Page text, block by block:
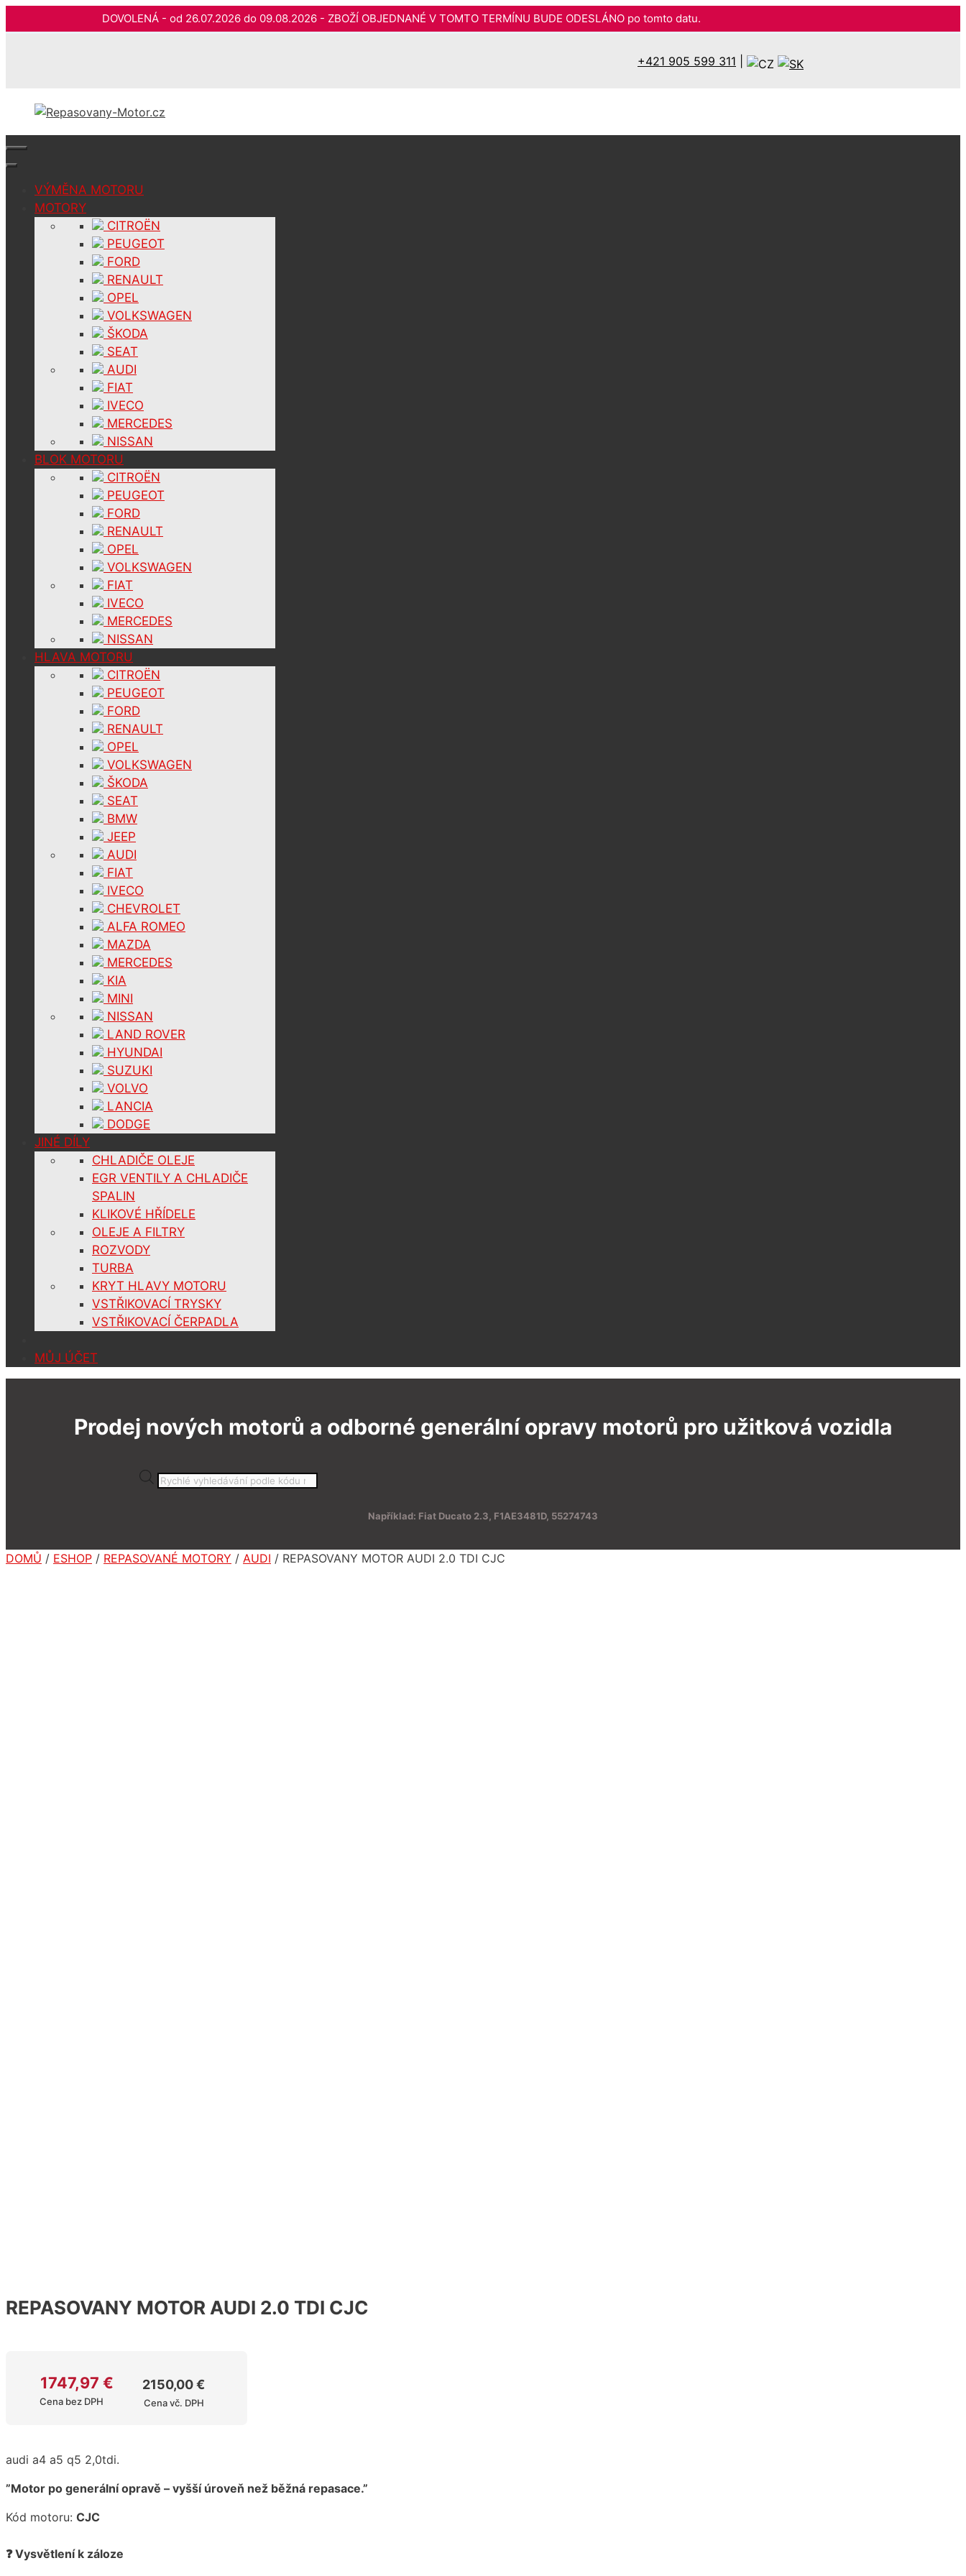
DOVOLENÁ - od 26.07.2026 do 09.08.2026 - ZBOŽÍ OBJEDNANÉ V TOMTO TERMÍNU BUDE ODESLÁNO po tomto datu.
+421 905 599 311
VÝMĚNA MOTORU
MOTORY
CITROËN
PEUGEOT
FORD
RENAULT
OPEL
VOLKSWAGEN
ŠKODA
SEAT
AUDI
FIAT
IVECO
MERCEDES
NISSAN
BLOK MOTORU
CITROËN
PEUGEOT
FORD
RENAULT
OPEL
VOLKSWAGEN
FIAT
IVECO
MERCEDES
NISSAN
HLAVA MOTORU
CITROËN
PEUGEOT
FORD
RENAULT
OPEL
VOLKSWAGEN
ŠKODA
SEAT
BMW
JEEP
AUDI
FIAT
IVECO
CHEVROLET
ALFA ROMEO
MAZDA
MERCEDES
KIA
MINI
NISSAN
LAND ROVER
HYUNDAI
SUZUKI
VOLVO
LANCIA
DODGE
JINÉ DÍLY
CHLADIČE OLEJE
EGR VENTILY A CHLADIČE
SPALIN
KLIKOVÉ HŘÍDELE
OLEJE A FILTRY
ROZVODY
TURBA
KRYT HLAVY MOTORU
VSTŘIKOVACÍ TRYSKY
VSTŘIKOVACÍ ČERPADLA
MŮJ ÚČET
Prodej nových motorů a odborné generální opravy motorů pro užitková vozidla
Products
Například: Fiat Ducato 2.3, F1AE3481D, 55274743
DOMŮ / ESHOP / REPASOVANÉ MOTORY / AUDI / REPASOVANY MOTOR AUDI 2.0 TDI CJC
REPASOVANY MOTOR AUDI 2.0 TDI CJC
1747,97 €
Cena bez DPH
2150,00€
Cena vč. DPH
audi a4 a5 q5 2,0tdi.
”Motor po generální opravě – vyšší úroveň než běžná repasace.”
Kód motoru: CJC
❓ Vysvětlení k záloze